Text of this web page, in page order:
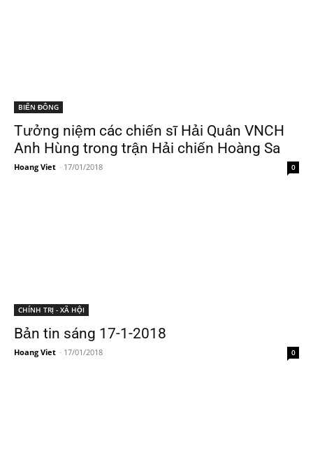
BIỂN ĐÔNG
Tưởng niệm các chiến sĩ Hải Quân VNCH
Anh Hùng trong trận Hải chiến Hoàng Sa
Hoang Viet - 17/01/2018 0
CHÍNH TRỊ - XÃ HỘI
Bản tin sáng 17-1-2018
Hoang Viet - 17/01/2018 0